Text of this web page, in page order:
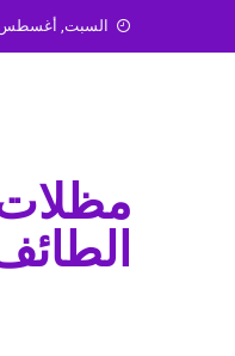
السبت, أغسطس